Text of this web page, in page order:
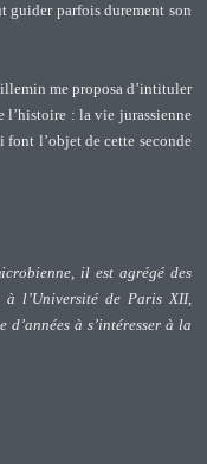
guider parfois durement son
me proposa d’intituler
l’histoire : la vie jurassienne
font l’objet de cette seconde
il est agrégé des
à l’Université de Paris XII,
à s’intéresser à la